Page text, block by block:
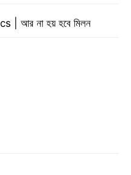
আর না হয় হবে মিলন